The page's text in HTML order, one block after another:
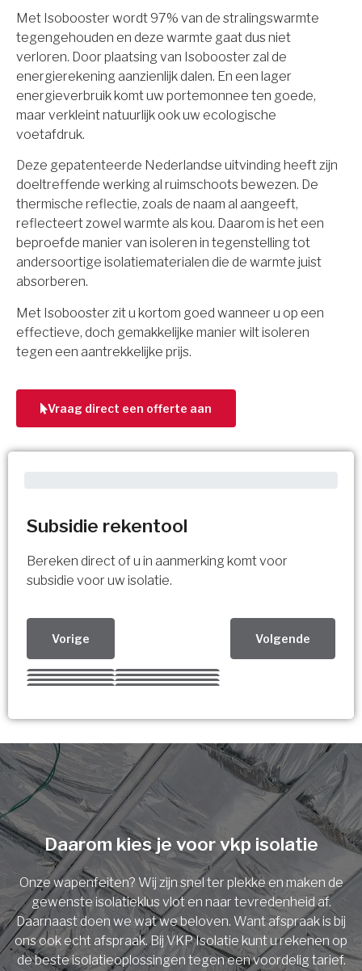
Subsidie rekentool
Bereken direct of u in aanmerking komt voor
subsidie voor uw isolatie.
Vorige Volgende
Kies uw Isolatiemaatregel
Meerdere keuzes mogelijk
Isolatiemaatregel
Spouwisolatie
Vloerisolatie
Dakisolatie
Gevelisolatie
Vorige Volgende
U komt in aanmerking voor
subsidie!
Vul uw gegevens in en ontvang nu direct uw
berekening per mail.
Voornaam
Met Isobooster wordt 97% van de stralingswarmte
tegengehouden en deze warmte gaat dus niet
verloren. Door plaatsing van Isobooster zal de
energierekening aanzienlijk dalen. En een lager
energieverbruik komt uw portemonnee ten goede,
maar verkleint natuurlijk ook uw ecologische
voetafdruk.
Deze gepatenteerde Nederlandse uitvinding heeft zijn
doeltreffende werking al ruimschoots bewezen. De
thermische reflectie, zoals de naam al aangeeft,
reflecteert zowel warmte als kou. Daarom is het een
beproefde manier van isoleren in tegenstelling tot
andersoortige isolatiematerialen die de warmte juist
absorberen.
Met Isobooster zit u kortom goed wanneer u op een
effectieve, doch gemakkelijke manier wilt isoleren
tegen een aantrekkelijke prijs.
Vraag direct een offerte aan
Daarom kies je voor vkp isolatie
Onze wapenfeiten? Wij zijn snel ter plekke en maken de
gewenste isolatieklus vlot en naar tevredenheid af.
Daarnaast doen we wat we beloven. Want afspraak is bij
ons ook echt afspraak. Bij VKP Isolatie kunt u rekenen op
de beste isolatieoplossingen tegen een voordelig tarief.